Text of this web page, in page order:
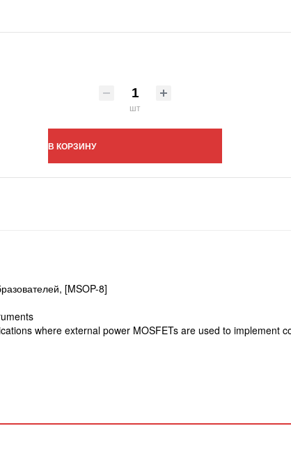
шт
В КОРЗИНУ
[MSOP-8]
where external power MOSFETs are used to implement